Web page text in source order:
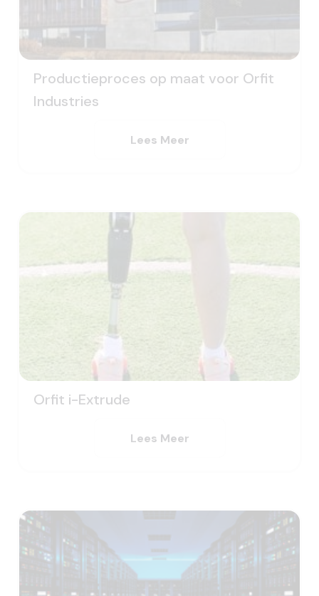
Productieproces op maat voor Orfit
Industries
Lees Meer
Orfit i-Extrude
Lees Meer